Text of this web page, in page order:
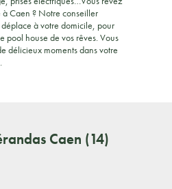
Caen ? Notre conseiller
à votre domicile, pour
pool house de vos rêves. Vous
délicieux moments dans votre
Caen (14)